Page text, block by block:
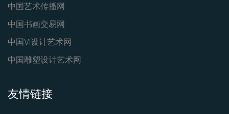
中国艺术传播网
中国书画交易网
中国VI设计艺术网
中国雕塑设计艺术网
友情链接